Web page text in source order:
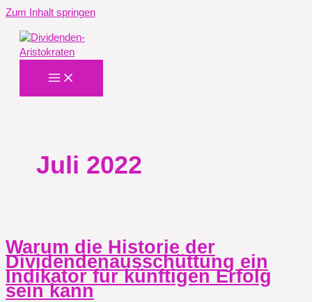
Zum Inhalt springen
Juli 2022
Warum die Historie der
Dividendenausschüttung ein
Indikator für künftigen Erfolg
sein kann